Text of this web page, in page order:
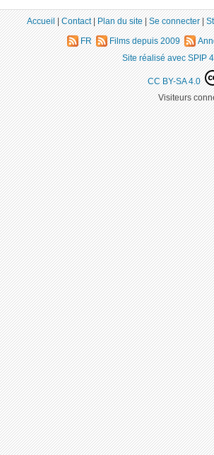
Accueil|Contact|Plan du site|Se connecter|
FR Films depuis 2009
Site réalisé avec SPIP
CC BY-SA 4.0
Visiteurs